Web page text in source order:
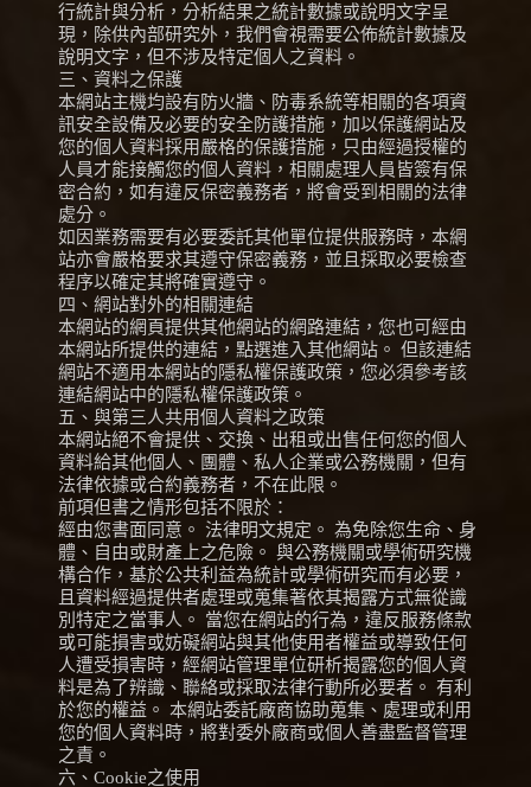
行統計與分析，分析結果之統計數據或說明文字呈
現，除供內部研究外，我們會視需要公佈統計數據及
說明文字，但不涉及特定個人之資料。
三、資料之保護
本網站主機均設有防火牆、防毒系統等相關的各項資
訊安全設備及必要的安全防護措施，加以保護網站及
您的個人資料採用嚴格的保護措施，只由經過授權的
人員才能接觸您的個人資料，相關處理人員皆簽有保
密合約，如有違反保密義務者，將會受到相關的法律
處分。
如因業務需要有必要委託其他單位提供服務時，本網
站亦會嚴格要求其遵守保密義務，並且採取必要檢查
程序以確定其將確實遵守。
四、網站對外的相關連結
本網站的網頁提供其他網站的網路連結，您也可經由
本網站所提供的連結，點選進入其他網站。 但該連結
網站不適用本網站的隱私權保護政策，您必須參考該
連結網站中的隱私權保護政策。
五、與第三人共用個人資料之政策
本網站絕不會提供、交換、出租或出售任何您的個人
資料給其他個人、團體、私人企業或公務機關，但有
法律依據或合約義務者，不在此限。
前項但書之情形包括不限於：
經由您書面同意。 法律明文規定。 為免除您生命、身
體、自由或財產上之危險。 與公務機關或學術研究機
構合作，基於公共利益為統計或學術研究而有必要，
且資料經過提供者處理或蒐集著依其揭露方式無從識
別特定之當事人。 當您在網站的行為，違反服務條款
或可能損害或妨礙網站與其他使用者權益或導致任何
人遭受損害時，經網站管理單位研析揭露您的個人資
料是為了辨識、聯絡或採取法律行動所必要者。 有利
於您的權益。 本網站委託廠商協助蒐集、處理或利用
您的個人資料時，將對委外廠商或個人善盡監督管理
之責。
六、Cookie之使用